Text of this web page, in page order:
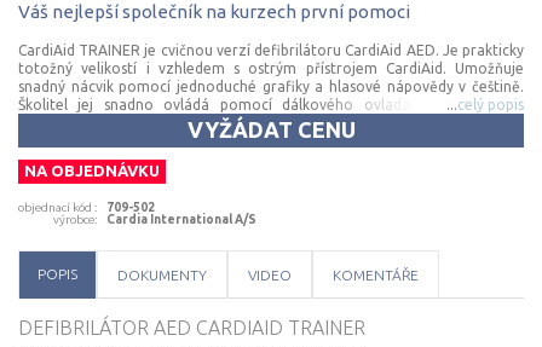
Váš nejlepšíspolečník na kurzech první pomoci
CardiAid TRAINER je cvičnou verzí defibrilátoru CardiAid AED. Je prakticky
totožný velikostí i vzhledem s ostrým přístrojem CardiAid. Umožňuje
snadný nácvik pomocí jednoduché grafiky a hlasové nápovědy v češtině.
Školitel jej snadno ovládá pomocí dálkového ovladače a může tak
simulovat různé scénáře, se kterými se uživatelé mohou při používání AED
setkat (pediatrický režim, vybitá baterie, pohyb pacienta, nutnost podat/
nepodat výboj ...). CardiAid TRAINER splňuje všechny požadavky kurzů pro
školení na použití AED v praxi a ve spojení s resuscitačním modelem lze
cvičná jednotka pro AED • provedení a funkce jsou identické s
defibrilátory CT0207RS(SEMI) a CT0207RF (FULL) • ovládání pomocí
dálkového ovladače • podání výboje pouze simuluje • přístroj lze nastavit
do 20 různých jazyků • obsah balení: přístroj AED TRAINER, ochranné
pouzdro, dálkové ovládání, cvičné elektrody, nabíječka, resuscitační kit
...celý popis
VYŽÁDAT CENU
NA OBJEDNÁVKU
objednací kód :
709-502
výrobce: Cardia International A/S
POPIS DOKUMENTY VIDEO KOMENTÁŘE
DEFIBRILÁTOR AED CARDIAID TRAINER